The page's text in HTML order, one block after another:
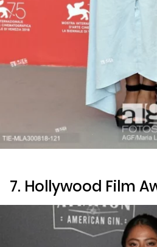
7. Hollywood Film